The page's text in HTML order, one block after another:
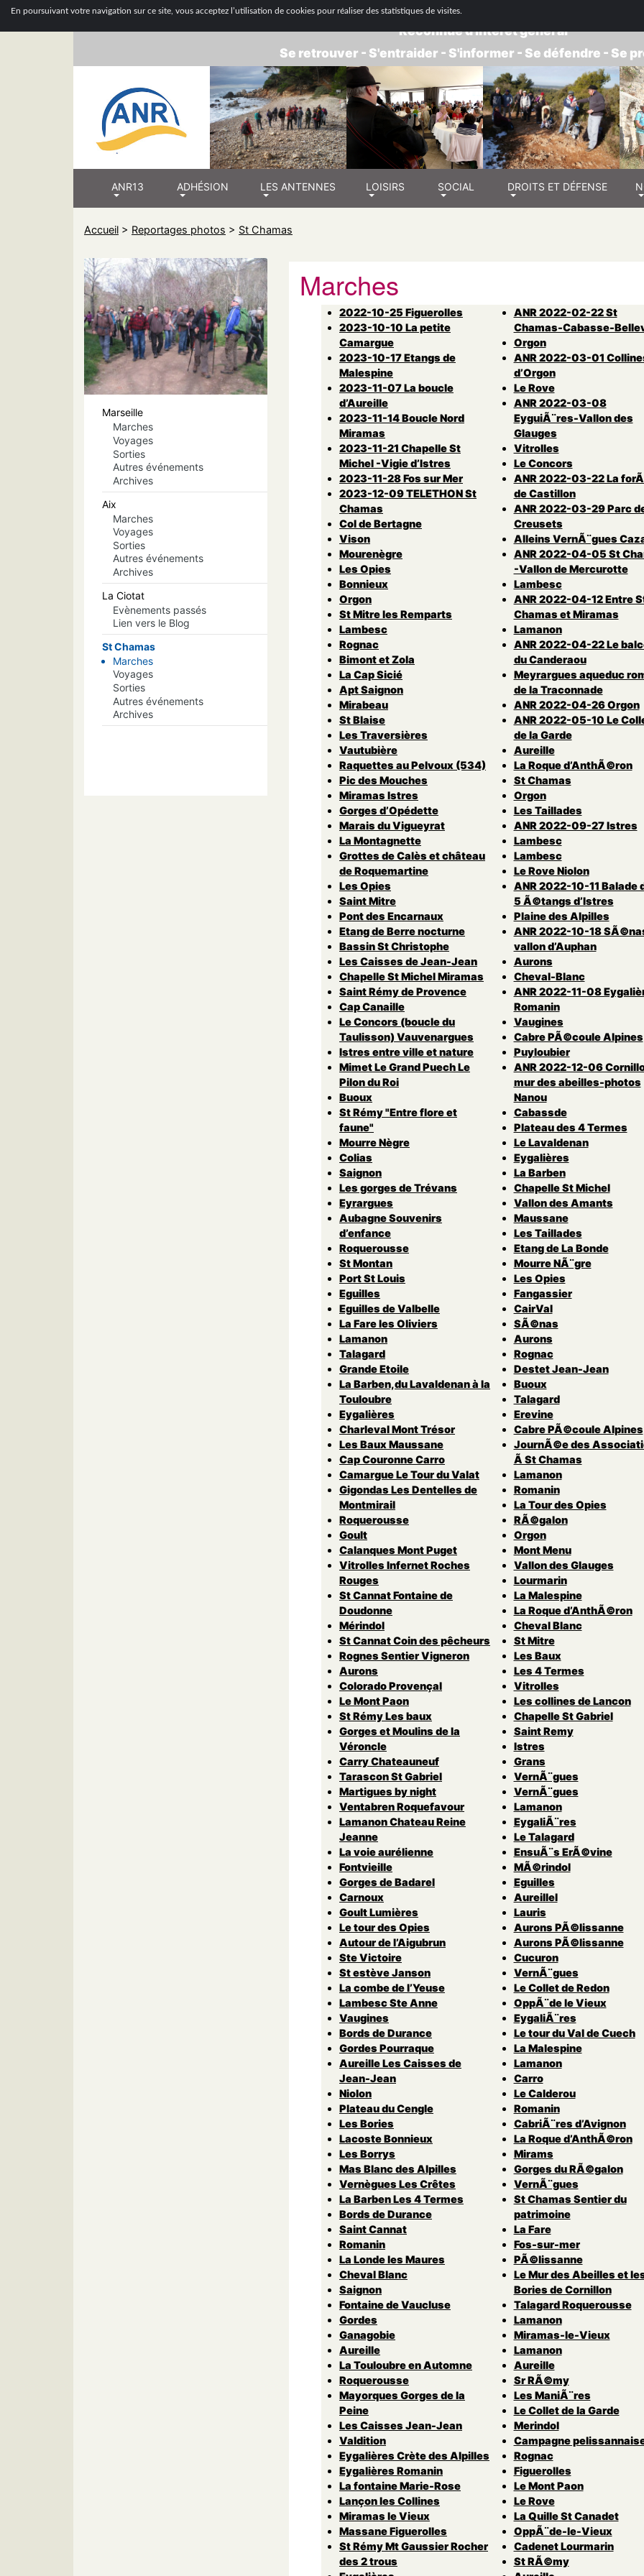
En poursuivant votre navigation sur ce site, vous acceptez l’utilisation de cookies pour réaliser des statistiques de visites.
ASSOCIATION NATIONALE DE RETRAITÉS - GROUPE
Reconnue d'intérêt général
Se retrouver - S'entraider - S'informer - Se défendre - Se
ANR13 ADHÉSION LES ANTENNES LOISIRS SOCIAL DROITS ET DÉFENSE
Accueil > Reportages photos > St Chamas
Marseille
Marches
Voyages
Sorties
Autres événements
Archives
Aix
Marches
Voyages
Sorties
Autres événements
Archives
La Ciotat
Evènements passés
Lien vers le Blog
St Chamas
Marches
Voyages
Sorties
Autres événements
Archives
Marches
2022-10-25 Figuerolles
2023-10-10 La petite
Camargue
2023-10-17 Etangs de
Malespine
2023-11-07 La boucle
d’Aureille
2023-11-14 Boucle Nord
Miramas
2023-11-21 Chapelle St
Michel -Vigie d’Istres
2023-11-28 Fos sur Mer
2023-12-09 TELETHON St
Chamas
Col de Bertagne
Vison
Mourenègre
Les Opies
Bonnieux
Orgon
St Mitre les Remparts
Lambesc
Rognac
Bimont et Zola
La Cap Sicié
Apt Saignon
Mirabeau
St Blaise
Les Traversières
Vautubière
Raquettes au Pelvoux (534)
Pic des Mouches
Miramas Istres
Gorges d’Opédette
Marais du Vigueyrat
La Montagnette
Grottes de Calès et château
de Roquemartine
Les Opies
Saint Mitre
Pont des Encarnaux
Etang de Berre nocturne
Bassin St Christophe
Les Caisses de Jean-Jean
Chapelle St Michel Miramas
Saint Rémy de Provence
Cap Canaille
Le Concors (boucle du
Taulisson) Vauvenargues
Istres entre ville et nature
Mimet Le Grand Puech Le
Pilon du Roi
Buoux
St Rémy "Entre flore et
faune"
Mourre Nègre
Colias
Saignon
Les gorges de Trévans
Eyrargues
Aubagne Souvenirs
d’enfance
Roquerousse
St Montan
Port St Louis
Eguilles
Eguilles de Valbelle
La Fare les Oliviers
Lamanon
Talagard
Grande Etoile
La Barben,du Lavaldenan à la
Touloubre
Eygalières
Charleval Mont Trésor
Les Baux Maussane
Cap Couronne Carro
Camargue Le Tour du Valat
Gigondas Les Dentelles de
Montmirail
Roquerousse
Goult
Calanques Mont Puget
Vitrolles Infernet Roches
Rouges
St Cannat Fontaine de
Doudonne
Mérindol
St Cannat Coin des pêcheurs
Rognes Sentier Vigneron
Aurons
Colorado Provençal
Le Mont Paon
St Rémy Les baux
Gorges et Moulins de la
Véroncle
Carry Chateauneuf
Tarascon St Gabriel
Martigues by night
Ventabren Roquefavour
Lamanon Chateau Reine
Jeanne
La voie aurélienne
Fontvieille
Gorges de Badarel
Carnoux
Goult Lumières
Le tour des Opies
Autour de l’Aigubrun
Ste Victoire
St estève Janson
La combe de l’Yeuse
Lambesc Ste Anne
Vaugines
Bords de Durance
Gordes Pourraque
Aureille Les Caisses de
Jean-Jean
Niolon
Plateau du Cengle
Les Bories
Lacoste Bonnieux
Les Borrys
Mas Blanc des Alpilles
Vernègues Les Crêtes
La Barben Les 4 Termes
Bords de Durance
Saint Cannat
Romanin
La Londe les Maures
Cheval Blanc
Saignon
Fontaine de Vaucluse
Gordes
Ganagobie
Aureille
La Touloubre en Automne
Roquerousse
Mayorques Gorges de la
Peine
Les Caisses Jean-Jean
Valdition
Eygalières Crète des Alpilles
Eygalières Romanin
La fontaine Marie-Rose
Lançon les Collines
Miramas le Vieux
Massane Figuerolles
St Rémy Mt Gaussier Rocher
des 2 trous
ANR 2022-02-22 St
Chamas-Cabasse-
Orgon
ANR 2022-03-01
d’Orgon
Le Rove
ANR 2022-03-08
EyguiÃ¨res-Vallon des
Glauges
Vitrolles
Le Concors
ANR 2022-03-22 La
de Castillon
ANR 2022-03-29 Parc
Creusets
Alleins VernÃ¨gues
ANR 2022-04-05 St
-Vallon de Mercurotte
Lambesc
ANR 2022-04-12 Entre
Chamas et Miramas
Lamanon
ANR 2022-04-22 Le
du Canderaou
Meyrargues aqueduc
de la Traconnade
ANR 2022-04-26 Orgon
ANR 2022-05-10 Le
de la Garde
Aureille
La Roque d’AnthÃ©ron
St Chamas
Orgon
Les Taillades
ANR 2022-09-27 Istres
Lambesc
Lambesc
Le Rove Niolon
ANR 2022-10-11 Balade
5 Ã©tangs d’Istres
Plaine des Alpilles
ANR 2022-10-18
vallon d’Auphan
Aurons
Cheval-Blanc
ANR 2022-11-08
Romanin
Vaugines
Cabre PÃ©coule Alpines
Puyloubier
ANR 2022-12-06
mur des abeilles-photos
Nanou
Cabassde
Plateau des 4 Termes
Le Lavaldenan
Eygalières
La Barben
Chapelle St Michel
Vallon des Amants
Maussane
Les Taillades
Etang de La Bonde
Mourre NÃ¨gre
Les Opies
Fangassier
CairVal
SÃ©nas
Aurons
Rognac
Destet Jean-Jean
Buoux
Talagard
Erevine
Cabre PÃ©coule Alpines
JournÃ©e des
Ã St Chamas
Lamanon
Romanin
La Tour des Opies
RÃ©galon
Orgon
Mont Menu
Vallon des Glauges
Lourmarin
La Malespine
La Roque d’AnthÃ©ron
Cheval Blanc
St Mitre
Les Baux
Les 4 Termes
Vitrolles
Les collines de Lancon
Chapelle St Gabriel
Saint Remy
Istres
Grans
VernÃ¨gues
VernÃ¨gues
Lamanon
EygaliÃ¨res
Le Talagard
EnsuÃ¨s ErÃ©vine
MÃ©rindol
Eguilles
Aureillel
Lauris
Aurons PÃ©lissanne
Aurons PÃ©lissanne
Cucuron
VernÃ¨gues
Le Collet de Redon
OppÃ¨de le Vieux
EygaliÃ¨res
Le tour du Val de Cuech
La Malespine
Lamanon
Carro
Le Calderou
Romanin
CabriÃ¨res d’Avignon
La Roque d’AnthÃ©ron
Mirams
Gorges du RÃ©galon
VernÃ¨gues
St Chamas Sentier du
patrimoine
La Fare
Fos-sur-mer
PÃ©lissanne
Le Mur des Abeilles et
Bories de Cornillon
Talagard Roquerousse
Lamanon
Miramas-le-Vieux
Lamanon
Aureille
Sr RÃ©my
Les ManiÃ¨res
Le Collet de la Garde
Merindol
Campagne
Rognac
Figuerolles
Le Mont Paon
Le Rove
La Quille St Canadet
OppÃ¨de-le-Vieux
Cadenet Lourmarin
St RÃ©my